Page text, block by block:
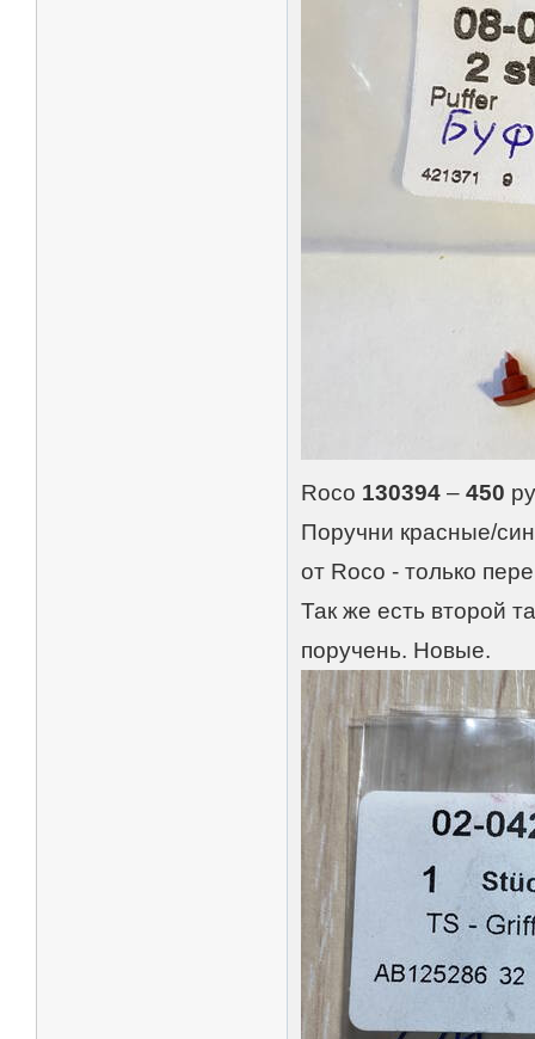
Roco 130394 –450
Поручни красные/
от Roco - только
Так же есть второй
поручень. Новые.